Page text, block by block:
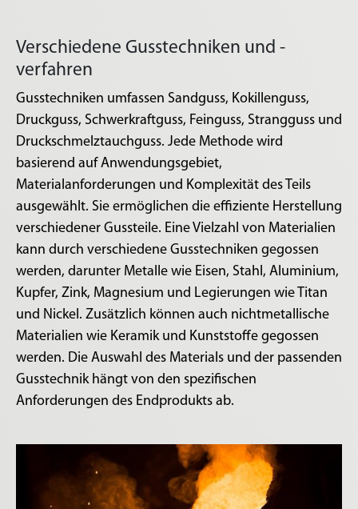
Verschiedene Gusstechniken und -
verfahren
Gusstechniken umfassen Sandguss, Kokillenguss,
Druckguss, Schwerkraftguss, Feinguss, Strangguss und
Druckschmelztauchguss. Jede Methode wird
basierend auf Anwendungsgebiet,
Materialanforderungen und Komplexität des Teils
ausgewählt. Sie ermöglichen die effiziente Herstellung
verschiedener Gussteile. Eine Vielzahl von Materialien
kann durch verschiedene Gusstechniken gegossen
werden, darunter Metalle wie Eisen, Stahl, Aluminium,
Kupfer, Zink, Magnesium und Legierungen wie Titan
und Nickel. Zusätzlich können auch nichtmetallische
Materialien wie Keramik und Kunststoffe gegossen
werden. Die Auswahl des Materials und der passenden
Gusstechnik hängt von den spezifischen
Anforderungen des Endprodukts ab.